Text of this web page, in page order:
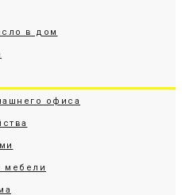
в дом
офиса
мебели